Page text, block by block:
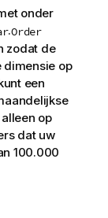
onder
.Order
zodat de
op
een
op
dat uw
100.000